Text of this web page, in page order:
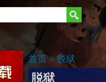
首页 > 脱狱
脱狱